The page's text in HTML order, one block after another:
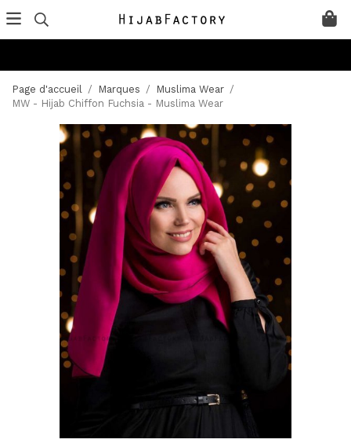
Page d'accueil / Marques / Muslima Wear /
MW - Hijab Chiffon Fuchsia - Muslima Wear